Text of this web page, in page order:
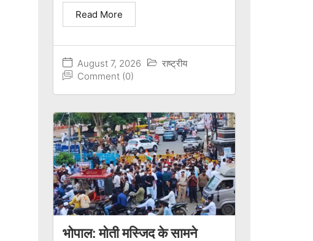
August 7, 2026
राष्ट्रीय
Comment (0)
Read More
भोपाल: मोती मस्जिद के सामने